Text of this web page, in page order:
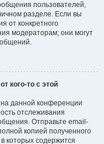
пользователей,
разделе. Если вы
от конкретного
модераторам; они могут
кого-то с этой
данной конференции
отслеживания
Отправьте email-
копией полученного
которых содержится